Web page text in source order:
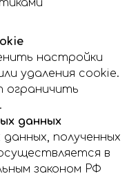
настройки
удаления cookie.
ограничить
данных
полученных
в
законом РФ